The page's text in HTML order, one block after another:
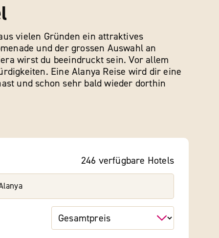
vielen Gründen ein attraktives
und der grossen Auswahl an
wirst du beeindruckt sein. Vor allem
Eine Alanya Reise wird dir eine
und schon sehr bald wieder dorthin
246 verfügbare Hotels